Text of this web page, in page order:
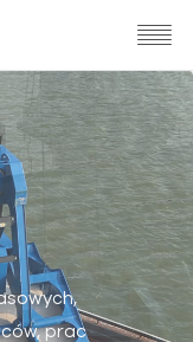
prac